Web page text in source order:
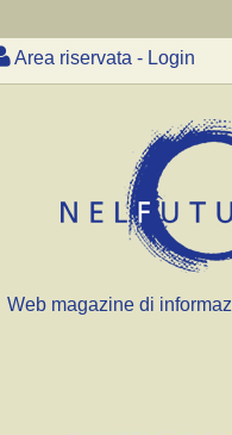
Area riservata - Login
Web magazine di